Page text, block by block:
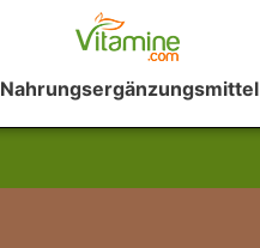
Nahrungsergänzungsmittel